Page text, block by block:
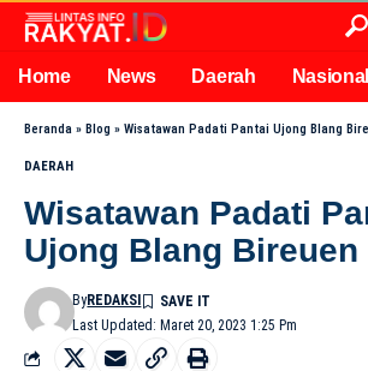
Home News Daerah Nasional
Beranda » Blog » Wisatawan Padati Pantai Ujong Blang
DAERAH
Wisatawan Padati
Ujong Blang Bireuen
Last Updated: Maret 20, 2023 1:25 Pm
ByREDAKSI